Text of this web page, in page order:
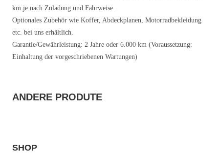
km je nach Zuladung und Fahrweise.
Optionales Zubehör wie Koffer, Abdeckplanen, Motorradbekleidung
etc. bei uns erhältlich.
Garantie/Gewährleistung: 2 Jahre oder 6.000 km (Voraussetzung:
Einhaltung der vorgeschriebenen Wartungen)
ANDERE PRODUTE
SHOP